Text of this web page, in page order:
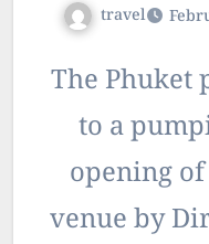
travel
The Phuket
to a
opening
venue by